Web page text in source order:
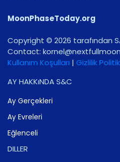
MoonPhaseToday.org
Copyright © 2026 tarafından
Contact:
Kullanım Koşulları | Gizlilik
AY HAKKıNDA S&C
Ay Gerçekleri
Ay Evreleri
Eğlenceli
DILLER